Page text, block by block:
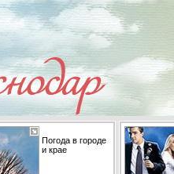
Погода в городе
и крае